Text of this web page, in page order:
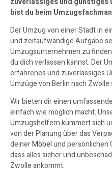
bist du beim
Der Umzug von einer Stadt in
und zeitaufwändige Aufgabe
Umzugsunternehmen zu
du dich verlassen kannst. Der
erfahrenes und zuverlässiges
Umzüge von Berlin nach
Wir bieten dir einen
einfach wie möglich macht.
Umzugshelfern kümmert sich
von der Planung über das
deinerMöbelund persönlichen
dass alles sicher und
Zwolle ankommt.